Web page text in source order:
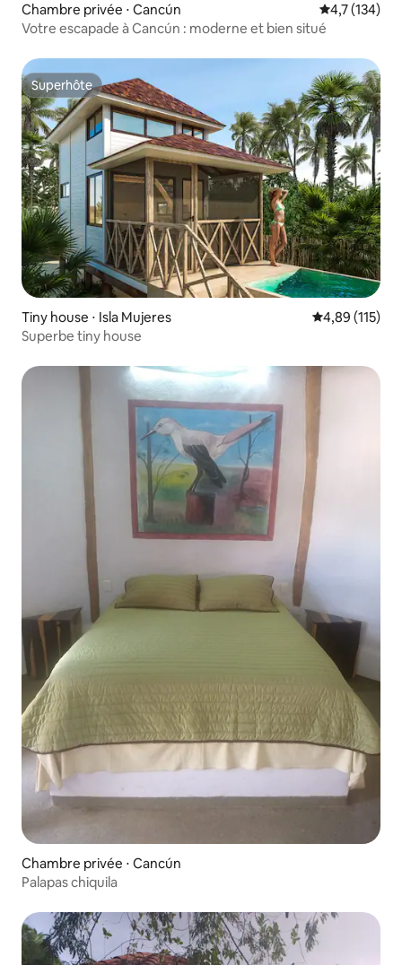
Chambre privée ⋅ Cancún Évaluation
4,7 (134)
Votre escapade à Cancún : moderne et bien situé
Superhôte
Superhôte
Tiny house ⋅ Isla Mujeres Évaluation
4,89 (115)
Superbe tiny house
Chambre privée ⋅ Cancún
Palapas chiquila